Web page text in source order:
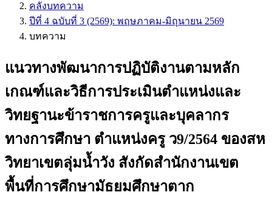
คลังบทความ
ปีที่ 4 ฉบับที่ 3 (2569): พฤษภาคม-มิถุนายน 2569
บทความ
แนวทางพัฒนาการปฏิบัติงานตามหลัก
เกณฑ์และวิธีการประเมินตำแหน่งและ
วิทยฐานะข้าราชการครูและบุคลากร
ทางการศึกษา ตำแหน่งครู ว9/2564 ของสห
วิทยาเขตลุ่มน้ำวัง สังกัดสำนักงานเขต
พื้นที่การศึกษามัธยมศึกษาตาก